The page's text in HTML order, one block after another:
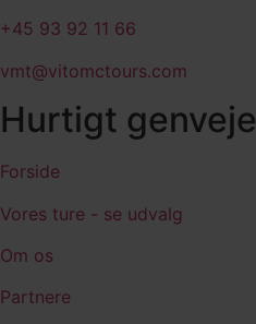
+45 93 92 11 66
vmt@vitomctours.com
Hurtigt genveje
Forside
Vores ture - se udvalg
Om os
Partnere